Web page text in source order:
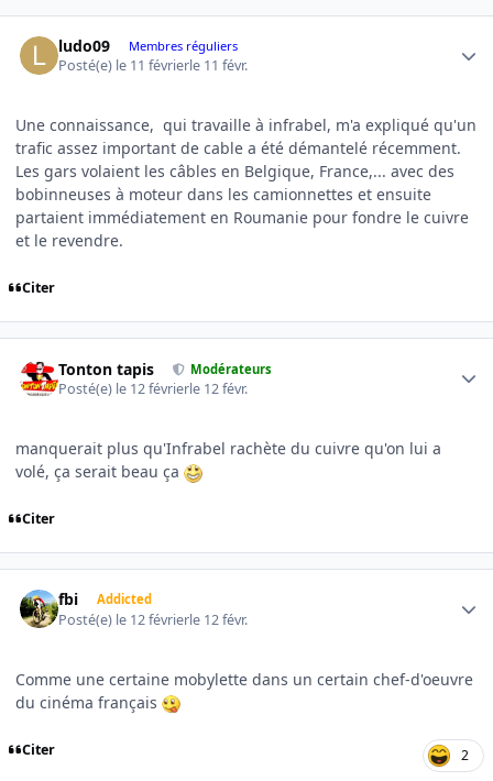
ludo09 Membres réguliers
Posté(e) le 11 févrierle 11 févr.
Une connaissance, qui travaille à infrabel, m'a expliqué qu'un
trafic assez important de cable a été démantelé récemment.
Les gars volaient les câbles en Belgique, France,... avec des
bobinneuses à moteur dans les camionnettes et ensuite
partaient immédiatement en Roumanie pour fondre le cuivre
et le revendre.
Citer
Tonton tapis Modérateurs
Posté(e) le 12 févrierle 12 févr.
manquerait plus qu'Infrabel rachète du cuivre qu'on lui a
volé, ça serait beau ça
Citer
fbi Addicted
Posté(e) le 12 févrierle 12 févr.
Comme une certaine mobylette dans un certain chef-d'oeuvre
du cinéma français
Citer 2